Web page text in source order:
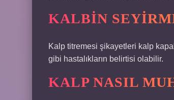
KALBIN
Kalp titremesi şikayetleri kalp
gibi hastalıkların belirtisi olabilir.
KALP NASIL